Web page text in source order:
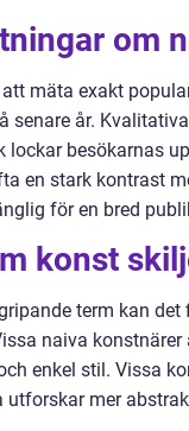
om
mäta exakt
senare år.
lockar besökarnas
en stark kontrast
för en bred
konst
term kan
naiva
enkel stil. Vissa
utforskar mer